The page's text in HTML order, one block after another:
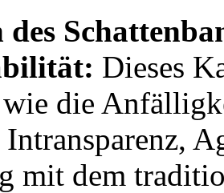
Dieses
wie die
mit dem